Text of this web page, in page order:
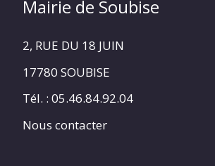
Mairie de Soubise
2, RUE DU 18 JUIN
17780 SOUBISE
Tél. : 05.46.84.92.04
Nous contacter